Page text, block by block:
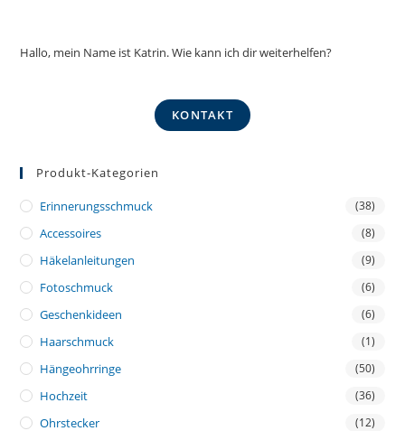
Hallo, mein Name ist Katrin. Wie kann ich dir weiterhelfen?
KONTAKT
Produkt-Kategorien
Erinnerungsschmuck (38)
Accessoires (8)
Häkelanleitungen (9)
Fotoschmuck (6)
Geschenkideen (6)
Haarschmuck (1)
Hängeohrringe (50)
Hochzeit (36)
Ohrstecker (12)